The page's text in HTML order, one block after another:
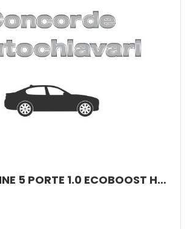
PUMA ST-LINE 5 PORTE 1.0 ECOBOOST HYBRID 125CV MANUALE A 6 RAPPORTI